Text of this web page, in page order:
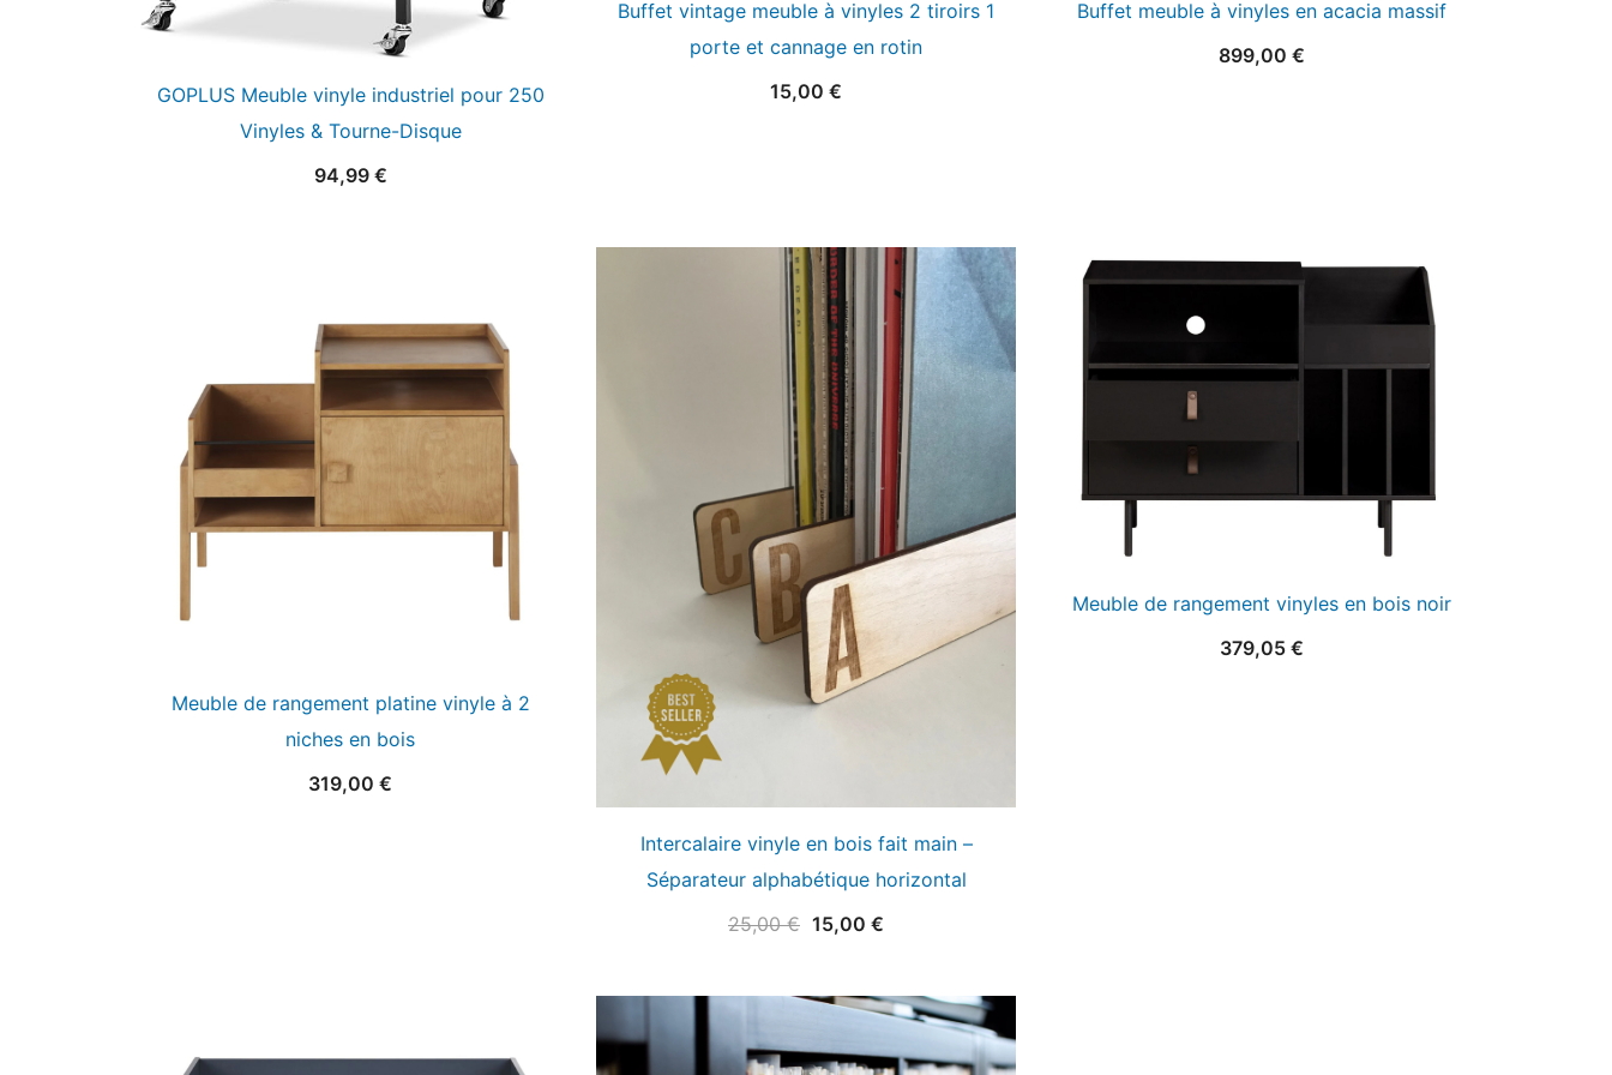
GOPLUS Meuble vinyle industriel pour 250
Vinyles & Tourne-Disque
94,99 €
Buffet vintage meuble à vinyles 2 tiroirs 1
porte et cannage en rotin
15,00 €
Buffet meuble à vinyles en acacia massif
899,00 €
Meuble de rangement platine vinyle à 2
niches en bois
319,00 €
Intercalaire vinyle en bois fait main –
Séparateur alphabétique horizontal
25,00€ Le
était :
25,00 €.
15,00 €
est :
15,00 €.
Meuble de rangement vinyles en bois noir
379,05 €